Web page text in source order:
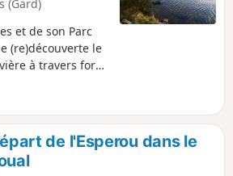
(Gard)
et de son Parc
(re)découverte le
à travers forêt
et petits
de travaux. :
au niveau
en
de l'Esperou dans le